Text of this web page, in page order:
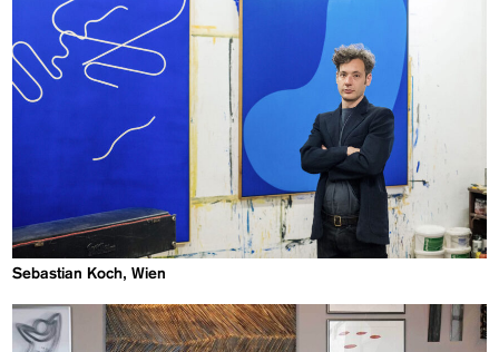
Sebastian Koch, Wien